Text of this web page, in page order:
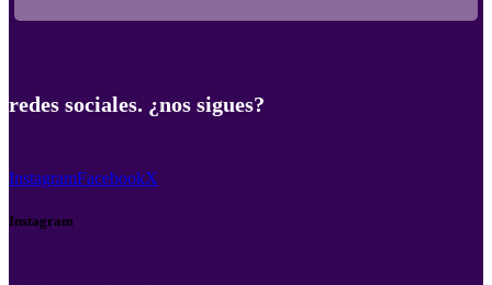
redes sociales. ¿nos sigues?
InstagramFacebookX
Instagram